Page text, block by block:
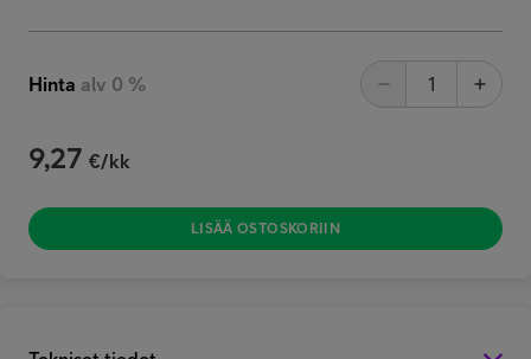
Hinta alv 0 %
9,27 €/kk
LISÄÄ OSTOSKORIIN